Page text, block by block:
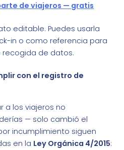
de viajeros — gratis
editable. Puedes usarla
in o como referencia para
recogida de datos.
con el registro de
a los viajeros no
— solo cambió el
incumplimiento siguen
en la Ley Orgánica 4/2015: